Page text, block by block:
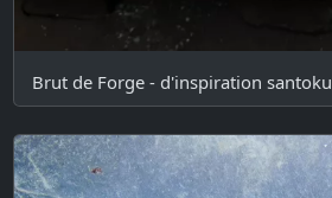
Brut de Forge - d'inspiration santoku